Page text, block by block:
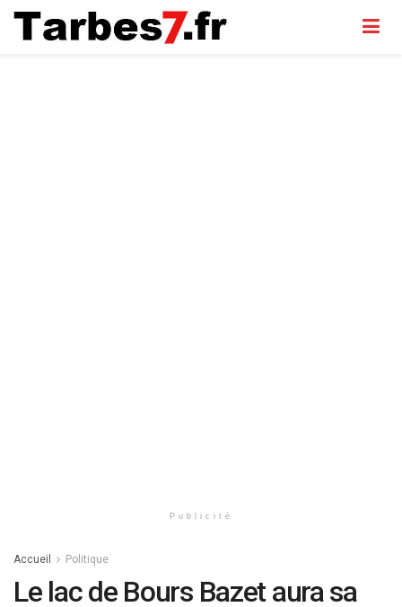
Publicité
Accueil Politique
Le lac de Bours Bazet aura sa